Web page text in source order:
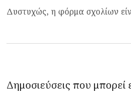
Δυστυχώς, η φόρμα σχολίων
Δημοσιεύσεις που